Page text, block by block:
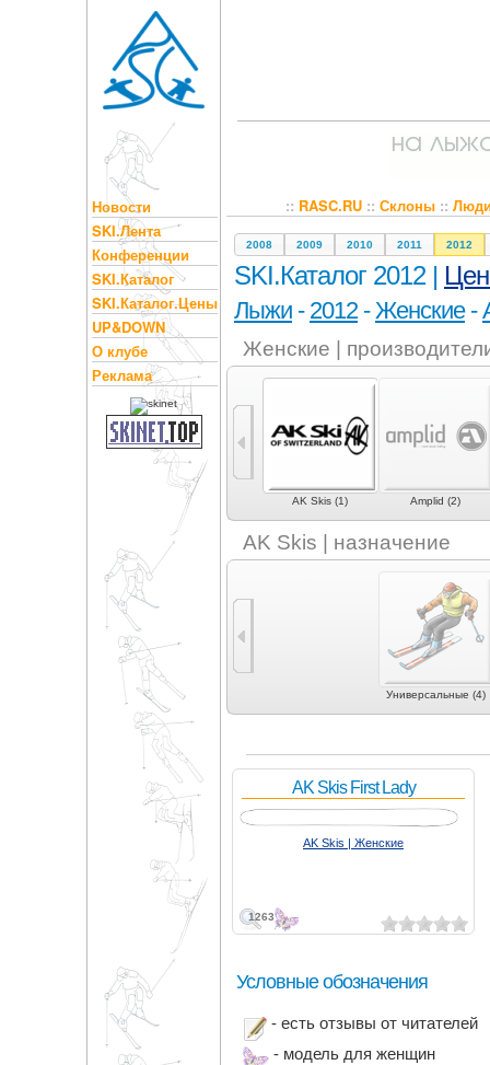
Новости
SKI.Лента
Конференции
SKI.Каталог
SKI.Каталог.Цены
UP&DOWN
О клубе
Реклама
:: RASC.RU:: Склоны::
2008 2009 2010 2011 2012
SKI.Каталог 2012 |
Лыжи - 2012-Женские-
Женские |
4frnt (3) AK Skis (1) Amplid (2)
AK Skis | назначение
Универсальные (4)
1263
AK Skis First Lady
AK Skis | Женские
Условные обозначения
- есть отзывы от читателей
- модель для женщин